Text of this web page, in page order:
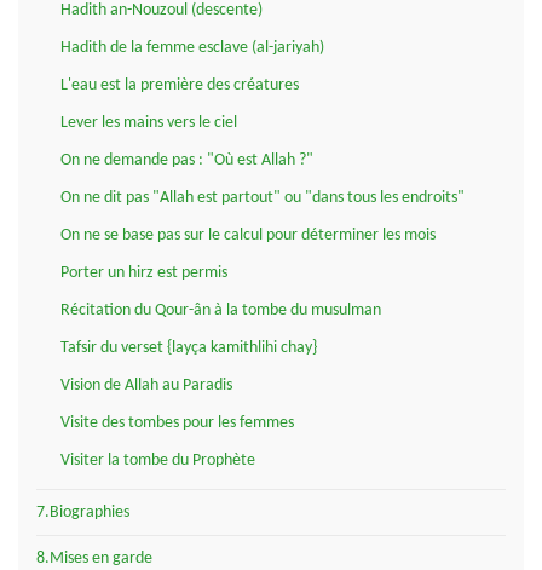
Hadith an-Nouzoul (descente)
Hadith de la femme esclave (al-jariyah)
L'eau est la première des créatures
Lever les mains vers le ciel
On ne demande pas : "Où est Allah ?"
On ne dit pas "Allah est partout" ou "dans tous les endroits"
On ne se base pas sur le calcul pour déterminer les mois
Porter un hirz est permis
Récitation du Qour-ân à la tombe du musulman
Tafsir du verset {layça kamithlihi chay}
Vision de Allah au Paradis
Visite des tombes pour les femmes
Visiter la tombe du Prophète
7.Biographies
8.Mises en garde